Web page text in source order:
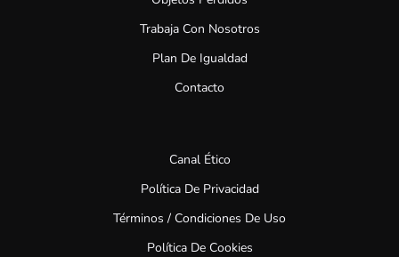
Trabaja Con Nosotros
Plan De Igualdad
Contacto
Canal Ético
Política De Privacidad
Términos / Condiciones De Uso
Política De Cookies